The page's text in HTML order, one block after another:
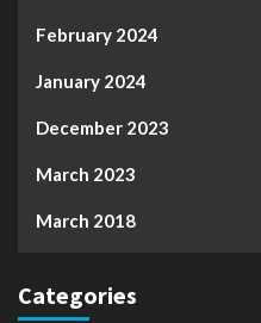
February 2024
January 2024
December 2023
March 2023
March 2018
Categories